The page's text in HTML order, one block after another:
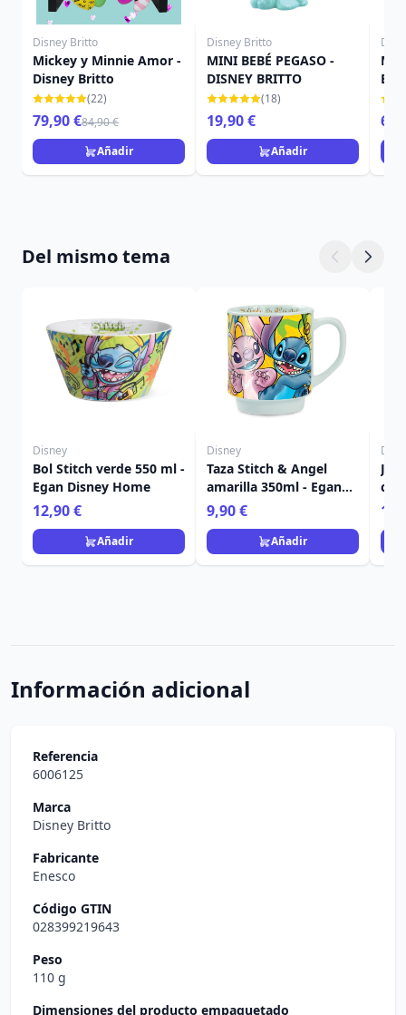
Disney Britto
Mickey y Minnie Amor -
Disney Britto
(22)
79,90 €84,90 €
Añadir
Disney Britto
MINI BEBÉ PEGASO -
DISNEY BRITTO
(18)
19,90 €
Añadir
Del mismo tema
Disney
Bol Stitch verde 550 ml -
Egan Disney Home
12,90 €
Añadir
Disney
Taza Stitch & Angel
amarilla 350ml - Egan
Disney Home
9,90 €
Añadir
Información adicional
Referencia
6006125
Marca
Disney Britto
Fabricante
Enesco
Código GTIN
028399219643
Peso
110 g
Dimensiones del producto empaquetado